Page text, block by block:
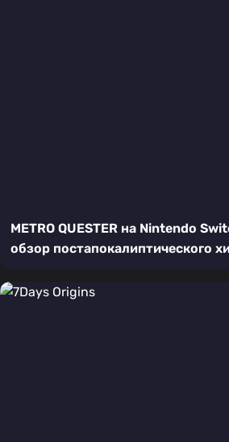
METRO QUESTER на Nintendo
обзор постапокалиптического